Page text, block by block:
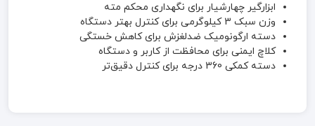
ابزارگیر چهارشیار برای نگهداری محکم مته
وزن سبک 3 کیلوگرمی برای کنترل بهتر دستگاه
دسته ارگونومیک ضدلغزش برای کاهش خستگی
کلاچ ایمنی برای محافظت از کاربر و دستگاه
دسته کمکی 360 درجه برای کنترل دقیق‌تر